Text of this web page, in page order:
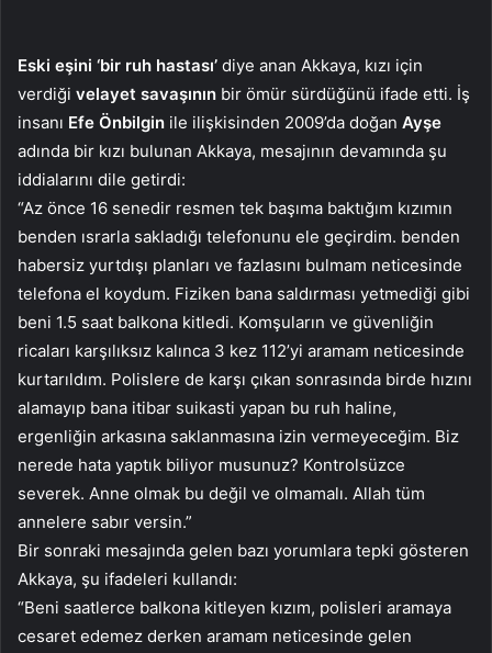
Eski eşini ‘bir ruh hastası’ diye anan Akkaya, kızı için
verdiği velayet savaşının bir ömür sürdüğünü ifade etti. İş
insanı Efe Önbilgin ile ilişkisinden 2009’da doğan Ayşe
adında bir kızı bulunan Akkaya, mesajının devamında şu
iddialarını dile getirdi:
“Az önce 16 senedir resmen tek başıma baktığım kızımın
benden ısrarla sakladığı telefonunu ele geçirdim. benden
habersiz yurtdışı planları ve fazlasını bulmam neticesinde
telefona el koydum. Fiziken bana saldırması yetmediği gibi
beni 1.5 saat balkona kitledi. Komşuların ve güvenliğin
ricaları karşılıksız kalınca 3 kez 112’yi aramam neticesinde
kurtarıldım. Polislere de karşı çıkan sonrasında birde hızını
alamayıp bana itibar suikasti yapan bu ruh haline,
ergenliğin arkasına saklanmasına izin vermeyeceğim. Biz
nerede hata yaptık biliyor musunuz? Kontrolsüzce
severek. Anne olmak bu değil ve olmamalı. Allah tüm
annelere sabır versin.”
Bir sonraki mesajında gelen bazı yorumlara tepki gösteren
Akkaya, şu ifadeleri kullandı:
“Beni saatlerce balkona kitleyen kızım, polisleri aramaya
cesaret edemez derken aramam neticesinde gelen